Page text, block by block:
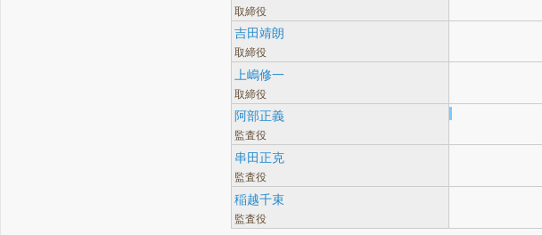
取締役
吉田靖朗
取締役
上嶋修一
取締役
阿部正義
監査役
串田正克
監査役
稲越千束
監査役